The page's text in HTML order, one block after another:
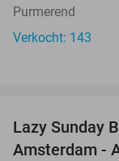
Purmerend
Verkocht: 143
NEW
TODAY
Lazy Sunday
Amsterdam -